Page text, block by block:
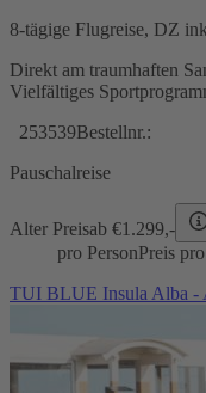
8-tägige Flugreise, DZ
Direkt am traumhaften
Vielfältiges
253539Bestellnr.:
Pauschalreise
Alter Preisab €1.299,-
pro PersonPreis
TUI BLUE Insula Alba -